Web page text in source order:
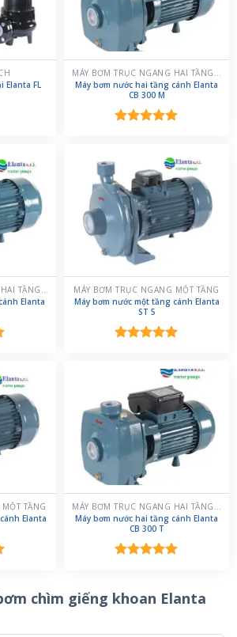
FL
MÁY BƠM TRỤC NGANG HAI TẦNG CÁNH
Máy bơm nước hai tầng cánh Elanta
CB 300 M
MÁY BƠM TRỤC NGANG HAI TẦNG CÁNH
Elanta
MÁY BƠM TRỤC NGANG MỘT TẦNG
Máy bơm nước một tầng cánh Elanta
ST 5
TẦNG
Elanta
MÁY BƠM TRỤC NGANG HAI TẦNG CÁNH
Máy bơm nước hai tầng cánh Elanta
CB 300 T
5 sao
chìm giếng khoan Elanta